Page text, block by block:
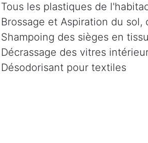
Tous les plastiques de
Brossage et Aspiration du
Shampoing des sièges en
Décrassage des vitres
Désodorisant pour textiles